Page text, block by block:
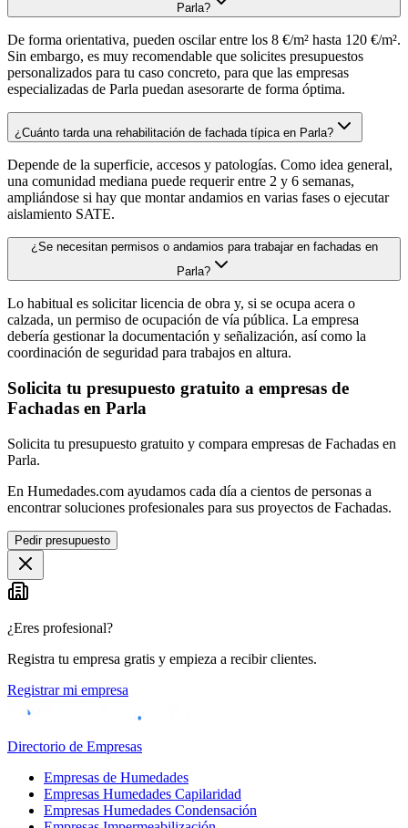
Parla?
De forma orientativa, pueden oscilar entre los 8 €/m² hasta 120 €/m².
Sin embargo, es muy recomendable que solicites presupuestos
personalizados para tu caso concreto, para que las empresas
especializadas de Parla puedan asesorarte de forma óptima.
¿Cuánto tarda una rehabilitación de fachada típica en Parla?
Depende de la superficie, accesos y patologías. Como idea general,
una comunidad mediana puede requerir entre 2 y 6 semanas,
ampliándose si hay que montar andamios en varias fases o ejecutar
aislamiento SATE.
¿Se necesitan permisos o andamios para trabajar en fachadas en
Parla?
Lo habitual es solicitar licencia de obra y, si se ocupa acera o
calzada, un permiso de ocupación de vía pública. La empresa
debería gestionar la documentación y señalización, así como la
coordinación de seguridad para trabajos en altura.
Solicita tu presupuesto gratuito a empresas de
Fachadas en Parla
Solicita tu presupuesto gratuito y compara empresas de Fachadas en
Parla.
En Humedades.com ayudamos cada día a cientos de personas a
encontrar soluciones profesionales para sus proyectos de Fachadas.
Pedir presupuesto
¿Eres profesional?
Registra tu empresa gratis y empieza a recibir clientes.
Registrar mi empresa
Directorio de Empresas
Empresas de Humedades
Empresas Humedades Capilaridad
Empresas Humedades Condensación